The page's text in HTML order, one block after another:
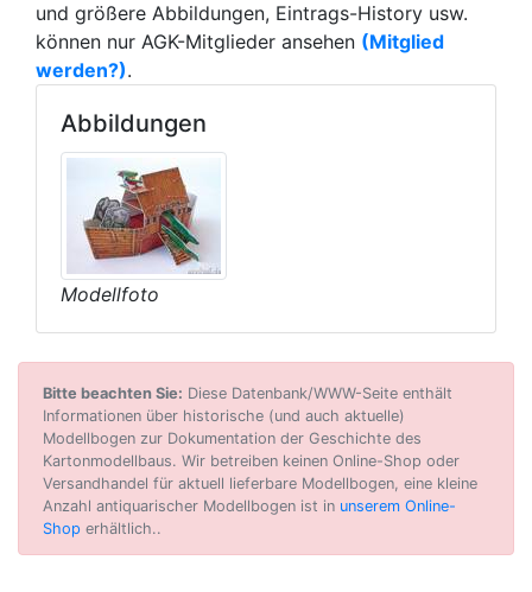
und größere Abbildungen, Eintrags-History usw.
können nur AGK-Mitglieder ansehen (Mitglied
werden?).
Abbildungen
Modellfoto
Bitte beachten Sie: Diese Datenbank/WWW-Seite enthält
Informationen über historische (und auch aktuelle)
Modellbogen zur Dokumentation der Geschichte des
Kartonmodellbaus. Wir betreiben keinen Online-Shop oder
Versandhandel für aktuell lieferbare Modellbogen, eine kleine
Anzahl antiquarischer Modellbogen ist in unserem Online-
Shop erhältlich..